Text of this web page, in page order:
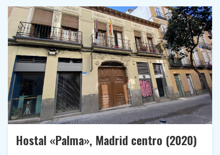
Hostal «Palma», Madrid centro (2020)